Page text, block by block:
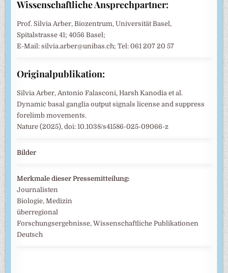
Wissenschaftliche Ansprechpartner:
Prof. Silvia Arber, Biozentrum, Universität Basel,
Spitalstrasse 41; 4056 Basel;
E-Mail: silvia.arber@unibas.ch; Tel: 061 207 20 57
Originalpublikation:
Silvia Arber, Antonio Falasconi, Harsh Kanodia et al.
Dynamic basal ganglia output signals license and suppress
forelimb movements.
Nature (2025), doi: 10.1038/s41586-025-09066-z
Bilder
Merkmale dieser Pressemitteilung:
Journalisten
Biologie, Medizin
überregional
Forschungsergebnisse, Wissenschaftliche Publikationen
Deutsch